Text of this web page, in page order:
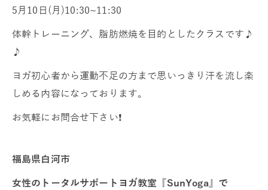
5月10日(月)10:30~11:30
体幹トレーニング、脂肪燃焼を目的としたクラスです♪
♪
ヨガ初心者から運動不足の方まで思いっきり汗を流し楽
しめる内容になっております。
お気軽にお問合せ下さい❗
福島県白河市
女性のトータルサポートヨガ教室『SunYoga』で